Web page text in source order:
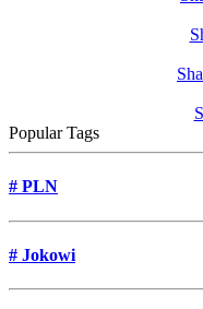
Popular Tags
# PLN
# Jokowi